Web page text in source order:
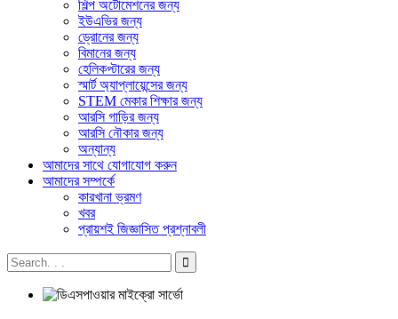
শিল্প অটোমেশনের জন্য
ইউএভির জন্য
ড্রোনের জন্য
বিমানের জন্য
হেলিকপ্টারের জন্য
স্মার্ট অ্যাপ্লায়েন্সের জন্য
STEM মেকার শিক্ষার জন্য
আরসি গাড়ির জন্য
আরসি নৌকার জন্য
অন্যান্য
আমাদের সাথে যোগাযোগ করুন
আমাদের সম্পর্কে
কারখানা ভ্রমণ
খবর
প্রায়শই জিজ্ঞাসিত প্রশ্নাবলী